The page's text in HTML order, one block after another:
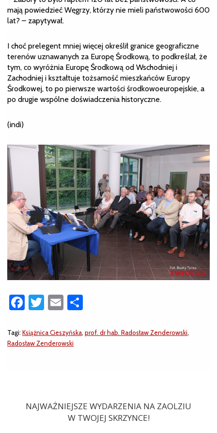
mają powiedzieć Węgrzy, którzy nie mieli państwowości 600
lat? – zapytywał.
I choć prelegent mniej więcej określił granice geograficzne
terenów uznawanych za Europę Środkową, to podkreślał, że
tym, co wyróżnia Europę Środkową od Wschodniej i
Zachodniej i kształtuje tożsamość mieszkańców Europy
Środkowej, to po pierwsze wartości środkowoeuropejskie, a
po drugie wspólne doświadczenia historyczne.
(indi)
Facebook
Twitter
Email
Tagi: Książnica Cieszyńska, prof. dr hab. Radosław Zenderowski,
Radosław Zenderowski
NAJWAŻNIEJSZE WYDARZENIA NA ZAOLZIU
W TWOJEJ SKRZYNCE!